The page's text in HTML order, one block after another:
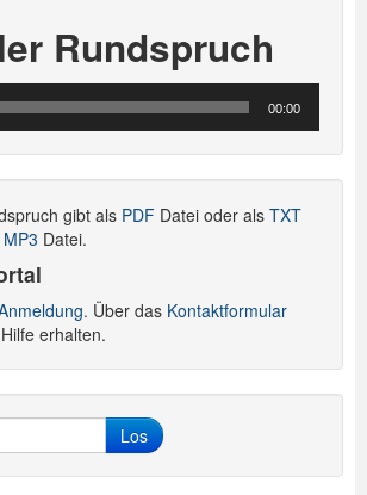
Rundspruch
00:00
gibt als PDF Datei oder als TXT
MP3 Datei.
Über das Kontaktformular
erhalten.
Los